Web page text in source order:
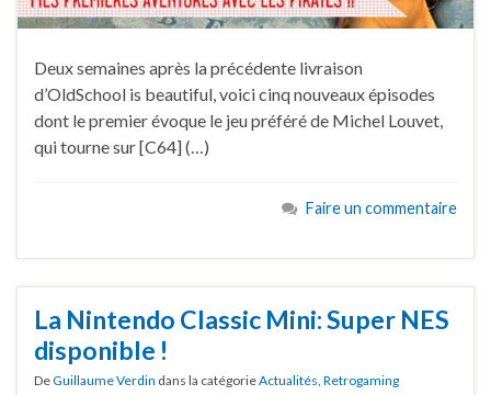
Deux semaines après la précédente livraison
d’OldSchool is beautiful, voici cinq nouveaux épisodes
dont le premier évoque le jeu préféré de Michel Louvet,
qui tourne sur [C64] (…)
Faire un commentaire
La Nintendo Classic Mini: Super NES
disponible !
DeGuillaume Verdin dans la catégorieActualités Retrogaming